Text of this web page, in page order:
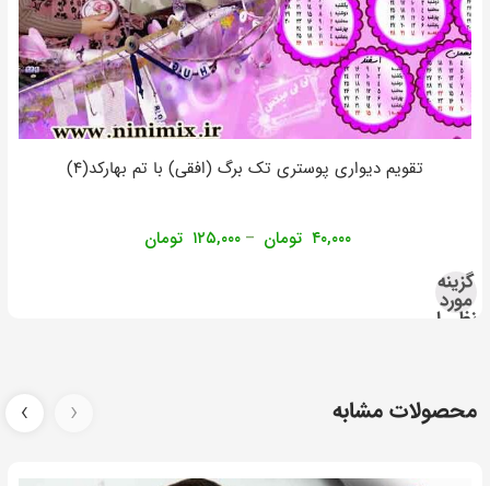
تقویم دیواری پوستری تک برگ (افقی) با تم بهارکد(۴)
۴۰,۰۰۰ تومان – ۱۲۵,۰۰۰ تومان
گزینه
مورد
نظر را
محصولات مشابه ‹
›